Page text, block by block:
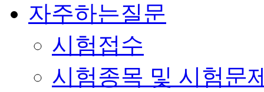
자주하는질문
시험접수
시험종목 및 시험문